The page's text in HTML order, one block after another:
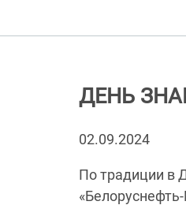
ДЕНЬ
02.09.2024
По традиции в